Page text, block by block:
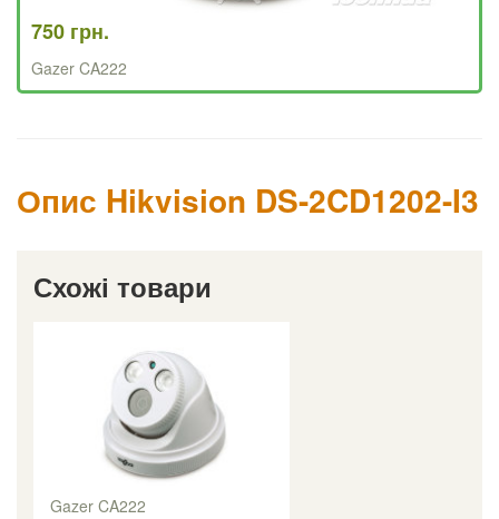
750 грн.
Gazer CA222
Опис Hikvision DS-2CD1202-I3
Схожі товари
Gazer CA222